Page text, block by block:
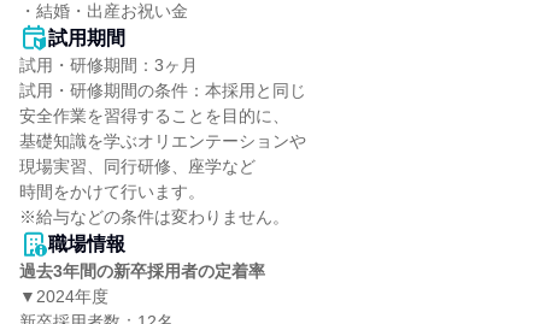
・結婚・出産お祝い金
試用期間
試用・研修期間：3ヶ月
試用・研修期間の条件：本採用と同じ
安全作業を習得することを目的に、
基礎知識を学ぶオリエンテーションや
現場実習、同行研修、座学など
時間をかけて行います。
職場情報
過去3年間の新卒採用者の定着率
▼2024年度